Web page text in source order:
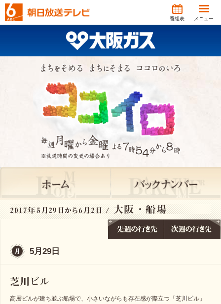
番組表 メニュー
5月29日
高層ビルが建ち並ぶ船場で、小さいながらも存在感が際立つ「芝川ビル」